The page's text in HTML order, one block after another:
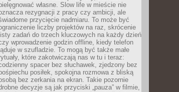
własne. Slow life w mieście nie
rezygnacji z pracy czy ambicji, ale
przycięcie nadmiaru. To może być
liczby projektów na raz, skrócenie
listy zadań do trzech kluczowych na każdy dzień
wprowadzenie godzin offline, kiedy telefon
ląduje w szufladzie. To mogą być także małe
które zakotwiczają nas w tu i teraz:
spacer bez słuchawek, zjedzony bez
posiłek, spokojna rozmowa z bliską
bez zerkania na ekran. Takie pozornie
decyzje są jak przyciski „pauza” w filmie,